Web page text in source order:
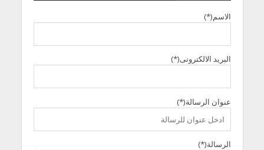
الاسم(*)
البريد الالكترونى(*)
عنوان الرسالة(*)
الرسالة(*)